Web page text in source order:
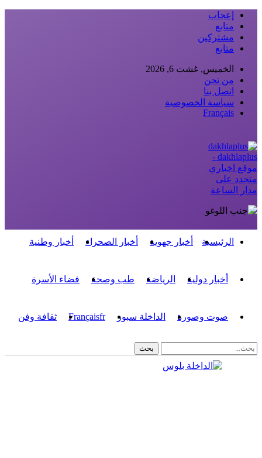
إعجاب
متابع
مشتركين
متابع
الخميس, غشت 6, 2026
من نحن
اتصل بنا
سياسة الخصوصية
Français
dakhlaplus -
موقع اخباري
متجدد على
مدار الساعة
الرئيسية أخبار جهوية أخبار الصحراء أخبار وطنية
أخبار دولية الرياضة طب وصحة فضاء الأسرة
صوت وصورة الداخلة سبور Françaisfr ثقافة وفن